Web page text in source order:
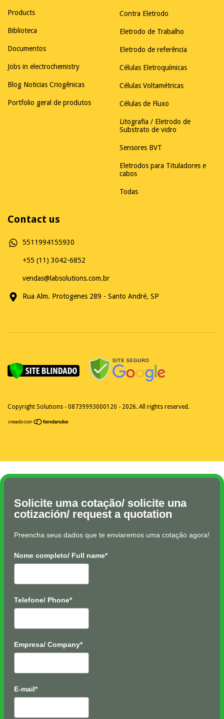
Products
Biblioteca
Documentos
Jobs in electrochemistry
Blog Noticias Criogênicas
Portfolio geral de produtos
Contra Eletrodo
Eletrodo de Trabalho
Eletrodo de referência
Células Eletroquímicas
Células Voltamétricas
Células de Fluxo
Litografia / Eletrodo de
Substrato de vidro
Sensores BVT
Eletrodos para Tituladores e
cabos
Todas
Contact us
5511994155930
+55 (11) 3042-6852
vendas@labsolutions.com.br
Rua Alm. Protogenes 289 - Santo André, SP
Copyright Solutions - 08739993000120 - 2026. All rights reserved.
Solicite uma cotação/ solicite una
cotización/ request a quotation
Preencha seus dados que te enviaremos uma cotação agora!
Nome completo/ Full name*
Telefone/ Phone*
Empresa/ Company*
E-mail*